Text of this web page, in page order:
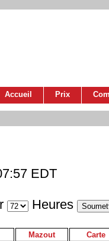
Accueil Prix
EDT
Heures
Mazout Carte